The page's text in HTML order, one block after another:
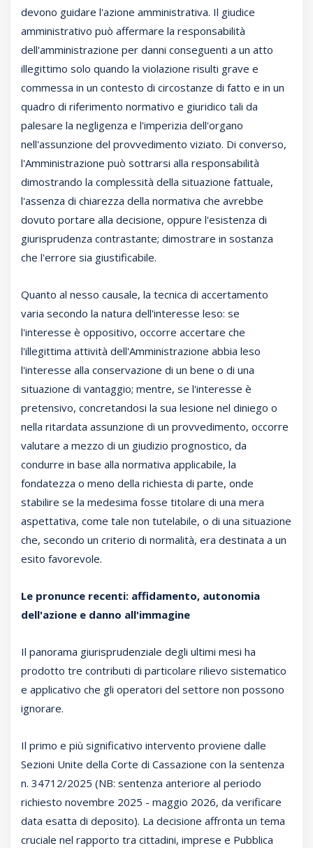
devono guidare l'azione amministrativa. Il giudice
amministrativo può affermare la responsabilità
dell'amministrazione per danni conseguenti a un atto
illegittimo solo quando la violazione risulti grave e
commessa in un contesto di circostanze di fatto e in un
quadro di riferimento normativo e giuridico tali da
palesare la negligenza e l'imperizia dell'organo
nell'assunzione del provvedimento viziato. Di converso,
l'Amministrazione può sottrarsi alla responsabilità
dimostrando la complessità della situazione fattuale,
l'assenza di chiarezza della normativa che avrebbe
dovuto portare alla decisione, oppure l'esistenza di
giurisprudenza contrastante; dimostrare in sostanza
che l'errore sia giustificabile.
Quanto al nesso causale, la tecnica di accertamento
varia secondo la natura dell'interesse leso: se
l'interesse è oppositivo, occorre accertare che
l'illegittima attività dell'Amministrazione abbia leso
l'interesse alla conservazione di un bene o di una
situazione di vantaggio; mentre, se l'interesse è
pretensivo, concretandosi la sua lesione nel diniego o
nella ritardata assunzione di un provvedimento, occorre
valutare a mezzo di un giudizio prognostico, da
condurre in base alla normativa applicabile, la
fondatezza o meno della richiesta di parte, onde
stabilire se la medesima fosse titolare di una mera
aspettativa, come tale non tutelabile, o di una situazione
che, secondo un criterio di normalità, era destinata a un
esito favorevole.
Le pronunce recenti: affidamento, autonomia
dell'azione e danno all'immagine
Il panorama giurisprudenziale degli ultimi mesi ha
prodotto tre contributi di particolare rilievo sistematico
e applicativo che gli operatori del settore non possono
ignorare.
Il primo e più significativo intervento proviene dalle
Sezioni Unite della Corte di Cassazione con la sentenza
n. 34712/2025 (NB: sentenza anteriore al periodo
richiesto novembre 2025 - maggio 2026, da verificare
data esatta di deposito). La decisione affronta un tema
cruciale nel rapporto tra cittadini, imprese e Pubblica